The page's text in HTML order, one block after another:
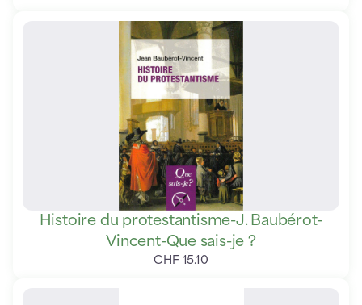
Histoire du protestantisme-J. Baubérot-
Vincent-Que sais-je ?
CHF 15.10